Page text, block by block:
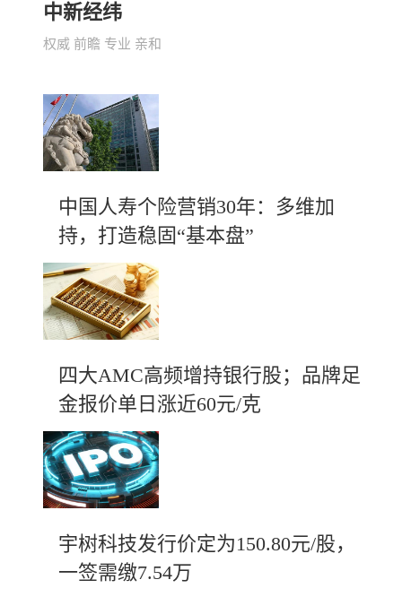
中新经纬
权威 前瞻 专业 亲和
中国人寿个险营销30年：多维加
持，打造稳固“基本盘”
四大AMC高频增持银行股；品牌足
金报价单日涨近60元/克
宇树科技发行价定为150.80元/股，
一签需缴7.54万